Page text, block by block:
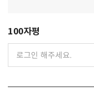
100자평